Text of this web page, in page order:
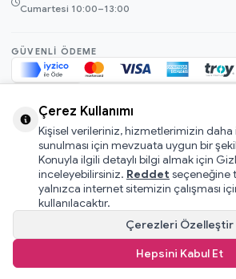
Cumartesi 10:00–13:00
GÜVENLI ÖDEME
© 2026 Mamacı Teyze · Nurşen ve ekibi ile
Mesafeli Satış
Pati Puan Kazanma
Gizlilik ve Çerez Politikası
KVKK Aydınlatma Metni
Kullanıcı Sözleşmesi
T-SoftE-TicaretSistemleriyle
Çerez Kullanımı
Kişisel verileriniz, hizmetlerimizin daha
sunulması için mevzuata uygun bir
Konuyla ilgili detaylı bilgi almak için
inceleyebilirsiniz. Reddet seçeneğine
yalnızca internet sitemizin çalışması
kullanılacaktır.
Çerezleri Özelleştir
Hepsini Kabul Et